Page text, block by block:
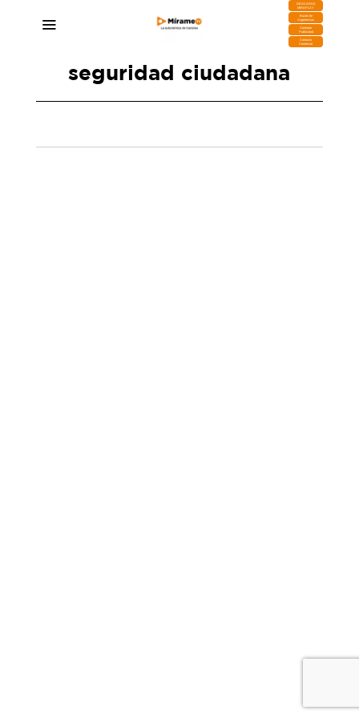
DESCARGA
MIRAPLAY
Buzón de
Sugerencias
Contratar
Publicidad
Contacto
Comercial
seguridad ciudadana